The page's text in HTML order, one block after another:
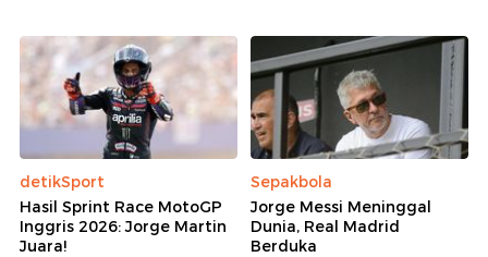
detikSport
Hasil Sprint Race MotoGP
Inggris 2026: Jorge Martin
Juara!
Sepakbola
Jorge Messi Meninggal
Dunia, Real Madrid
Berduka